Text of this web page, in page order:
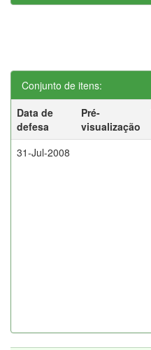
Conjunto de itens:
Data de
defesa
Pré-
visualização
31-Jul-2008